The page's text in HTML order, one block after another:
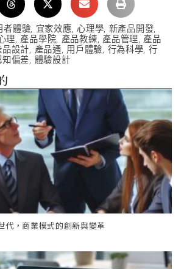
者體驗, 宜家效應,心理學, 新產品開發,
理, 產品學院, 產品教練, 產品管理, 產品
品設計, 產品通, 用戶體驗, 行為科學, 行
知偏差, 體驗設計
代，商業模式的創新與變革